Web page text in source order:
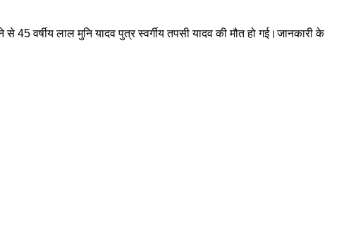
वर्षीय लाल मुनि यादव पुत्र स्वर्गीय तपसी यादव की मौत हो गई।जानकारी के